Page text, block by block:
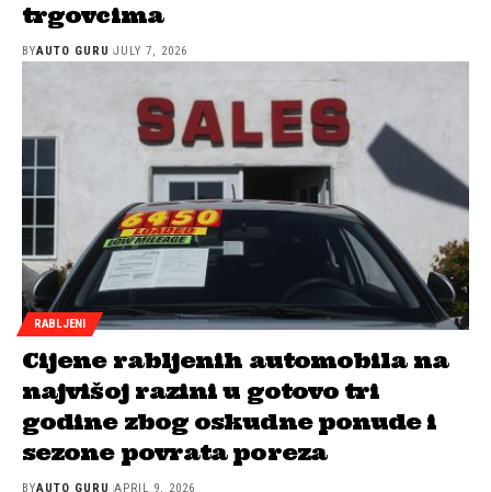
trgovcima
BYAUTO GURU JULY 7, 2026
RABLJENI
Cijene rabljenih automobila na
najvišoj razini u gotovo tri
godine zbog oskudne ponude i
sezone povrata poreza
BYAUTO GURU APRIL 9, 2026